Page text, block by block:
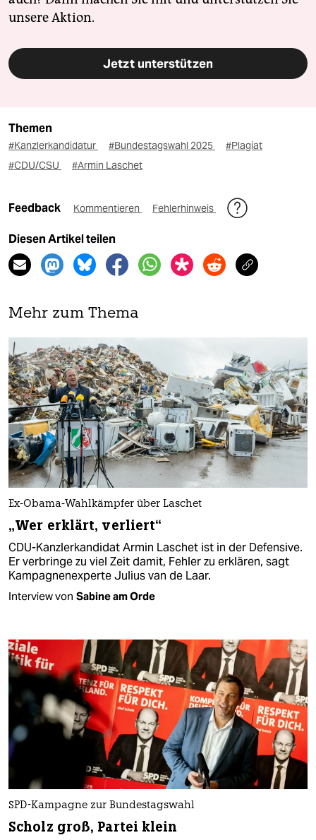
unsere Aktion.
Jetzt unterstützen
Themen
#Kanzlerkandidatur #Bundestagswahl 2025
#Plagiat
#CDU/CSU
#Armin Laschet
Feedback Kommentieren Fehlerhinweis
Diesen Artikel teilen
Mehr zum Thema
Ex-Obama-Wahlkämpfer über Laschet
„Wer erklärt, verliert“
CDU-Kanzlerkandidat Armin Laschet ist in der Defensive.
Er verbringe zu viel Zeit damit, Fehler zu erklären, sagt
Kampagnenexperte Julius van de Laar.
Interview von Sabine am Orde
SPD-Kampagne zur Bundestagswahl
Scholz groß, Partei klein